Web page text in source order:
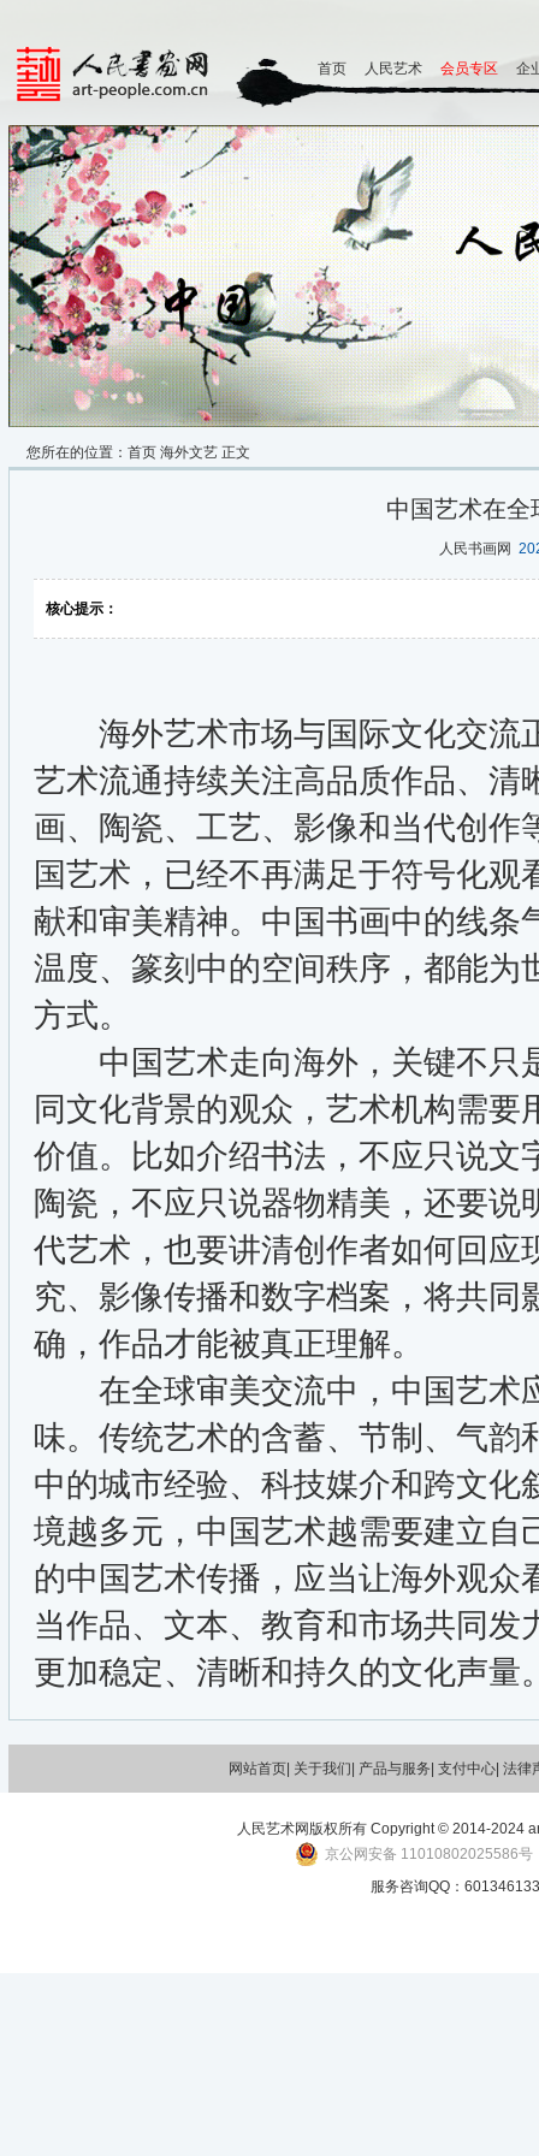
首页 人民艺术 会员专区 企
您所在的位置： 首页 海外文艺 正文
中国艺术在
人民书画网
核心提示：
海外艺术市场与国际文化交流
艺术流通持续关注高品质作品、
画、陶瓷、工艺、影像和当代创
国艺术，已经不再满足于符号化
献和审美精神。中国书画中的线
温度、篆刻中的空间秩序，都能
方式。
中国艺术走向海外，关键不只
同文化背景的观众，艺术机构需
价值。比如介绍书法，不应只说
陶瓷，不应只说器物精美，还要
代艺术，也要讲清创作者如何回
究、影像传播和数字档案，将共
确，作品才能被真正理解。
在全球审美交流中，中国艺术
味。传统艺术的含蓄、节制、气
中的城市经验、科技媒介和跨文
境越多元，中国艺术越需要建立
的中国艺术传播，应当让海外观
当作品、文本、教育和市场共同
更加稳定、清晰和持久的文化声量
网站首页| 关于我们 | 产品与服务| 支付中心| 法
人民艺术网版权所有 Copyright © 2014-
京公网安备 11010802025586号
服务咨询QQ：